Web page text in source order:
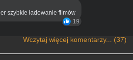
szybkie ładowanie filmów
19
Wczytaj więcej komentarzy... (37)